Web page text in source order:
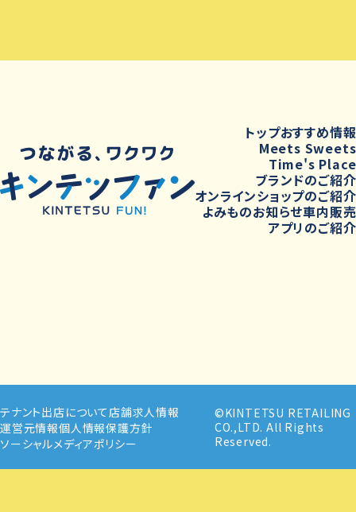
トップおすすめ情報
Meets Sweets
Time's Place
ブランドのご紹介
オンラインショップのご紹介
よみものお知らせ車内販売
アプリのご紹介
テナント出店について店舗求人情報
運営元情報個人情報保護方針
ソーシャルメディアポリシー
©KINTETSU RETAILING
CO.,LTD. All Rights
Reserved.